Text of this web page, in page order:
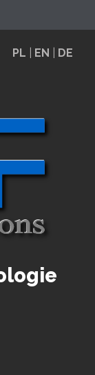
PL EN
DE